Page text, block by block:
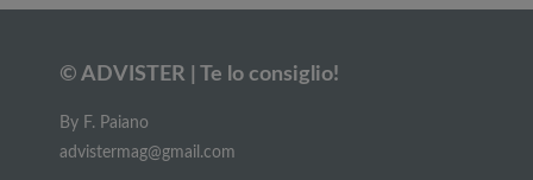
© ADVISTER | Te lo consiglio!
By F. Paiano
advistermag@gmail.com